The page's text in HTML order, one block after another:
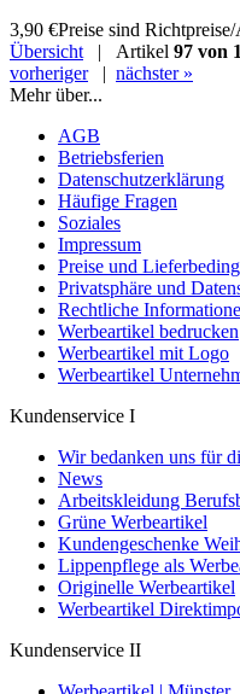
3,90 €Preise sind
Übersicht | Artikel 97 von
vorheriger| nächster »
Mehr über...
AGB
Betriebsferien
Datenschutzerklärung
Häufige Fragen
Soziales
Impressum
Preise und
Privatsphäre und
Rechtliche
Werbeartikel bedrucken
Werbeartikel mit Logo
Werbeartikel
Kundenservice I
Wir bedanken uns für
News
Arbeitskleidung
Grüne Werbeartikel
Kundengeschenke
Lippenpflege als
Originelle Werbeartikel
Werbeartikel
Kundenservice II